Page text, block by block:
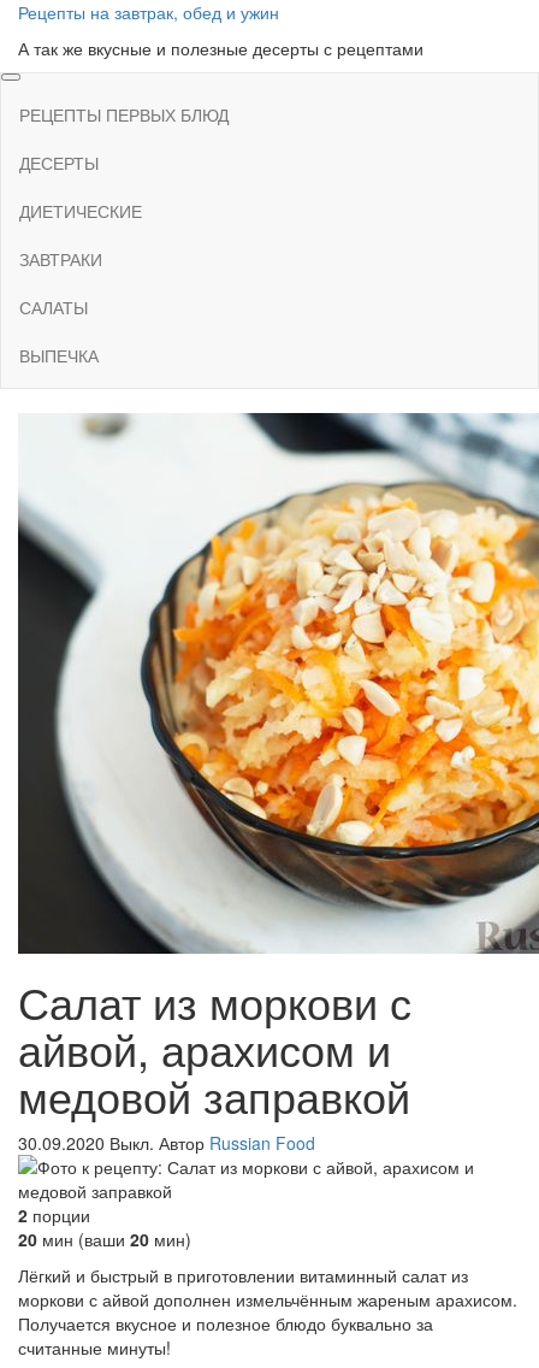
Skip
the
content
Рецепты на завтрак, обед и ужин
А так же вкусные и полезные десерты с рецептами
РЕЦЕПТЫ ПЕРВЫХ БЛЮД
ДЕСЕРТЫ
ДИЕТИЧЕСКИЕ
ЗАВТРАКИ
САЛАТЫ
ВЫПЕЧКА
Салат из моркови с
айвой, арахисом и
медовой заправкой
30.09.2020 Выкл. Автор Russian Food
2 порции
20 мин (ваши 20 мин)
Лёгкий и быстрый в приготовлении витаминный салат из
моркови с айвой дополнен измельчённым жареным арахисом.
Получается вкусное и полезное блюдо буквально за
считанные минуты!